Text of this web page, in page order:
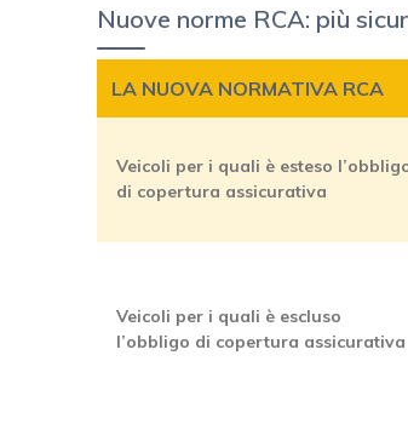
Nuove norme RCA: più
LA NUOVA NORMATIVA RCA
Veicoli per i quali è esteso
di copertura assicurativa
Veicoli per i quali è escluso
l’obbligo di copertura assicurativa